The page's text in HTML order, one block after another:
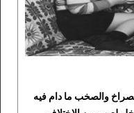
الصراخ والصخب ما دام فيه